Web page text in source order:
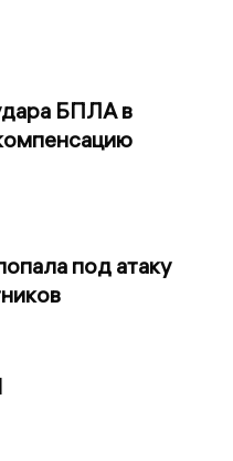
БПЛА в
под атаку